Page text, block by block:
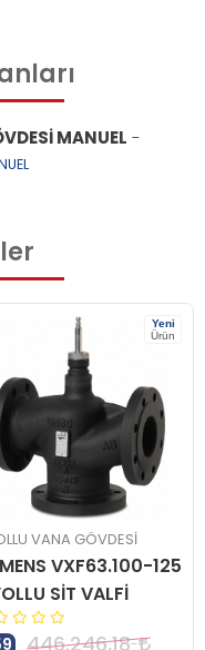
MANUEL -
Yeni
Ürün
VANA GÖVDESİ
VXF63.100-125
SİT VALFİ
446.246,18